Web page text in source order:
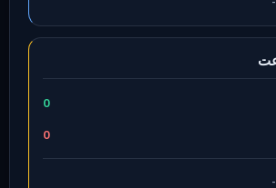
0
0
-